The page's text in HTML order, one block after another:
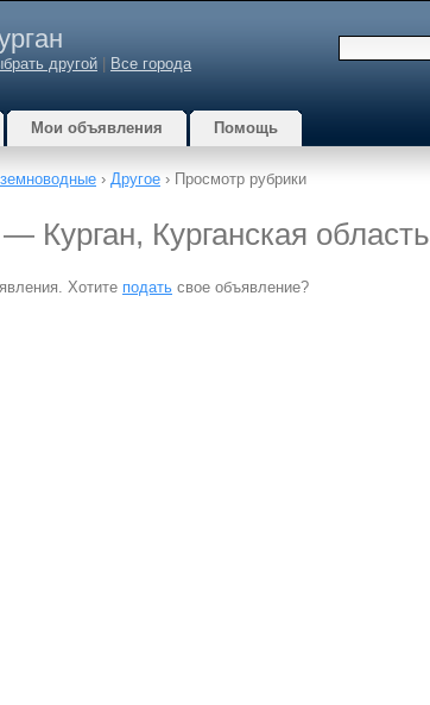
другой Все города
Мои объявления Помощь
› Другое › Просмотр рубрики
Курган, Курганская область
Хотите подать свое объявление?